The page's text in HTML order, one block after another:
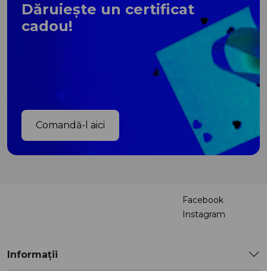
Dăruiește un certificat
cadou!
Comandă-l aici
Facebook
Instagram
Informații